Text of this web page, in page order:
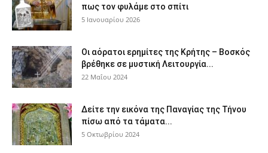
πως τον φυλάμε στο σπίτι
5 Ιανουαρίου 2026
Οι αόρατοι ερημίτες της Κρήτης – Βοσκός
βρέθηκε σε μυστική Λειτουργία...
22 Μαΐου 2024
Δείτε την εικόνα της Παναγίας της Τήνου
πίσω από τα τάματα...
5 Οκτωβρίου 2024